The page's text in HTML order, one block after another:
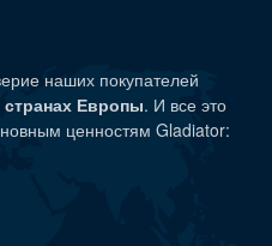
наших покупателей
Европы. И все это
ценностям Gladiator: